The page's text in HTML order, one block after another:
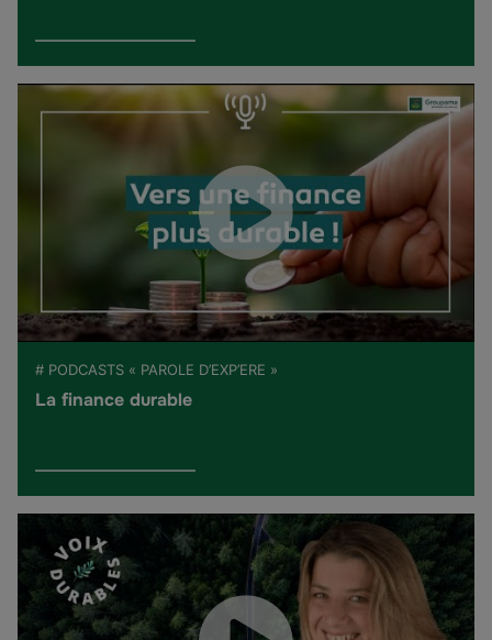
# PODCASTS « PAROLE D’EXP’ERE »
La finance durable